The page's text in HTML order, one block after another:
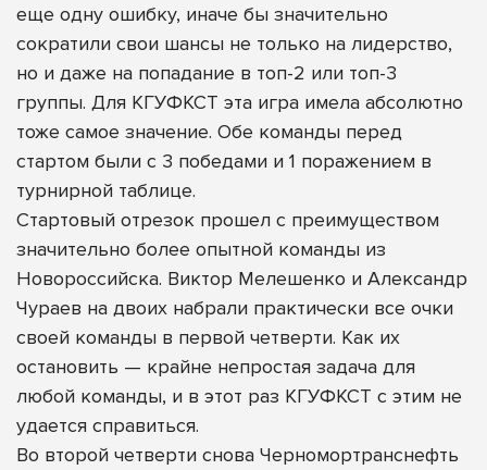
еще одну ошибку, иначе бы значительно
сократили свои шансы не только на лидерство,
но и даже на попадание в топ-2 или топ-3
группы. Для КГУФКСТ эта игра имела абсолютно
тоже самое значение. Обе команды перед
стартом были с 3 победами и 1 поражением в
турнирной таблице.
Стартовый отрезок прошел с преимуществом
значительно более опытной команды из
Новороссийска. Виктор Мелешенко и Александр
Чураев на двоих набрали практически все очки
своей команды в первой четверти. Как их
остановить — крайне непростая задача для
любой команды, и в этот раз КГУФКСТ с этим не
удается справиться.
Во второй четверти снова Черномортранснефть